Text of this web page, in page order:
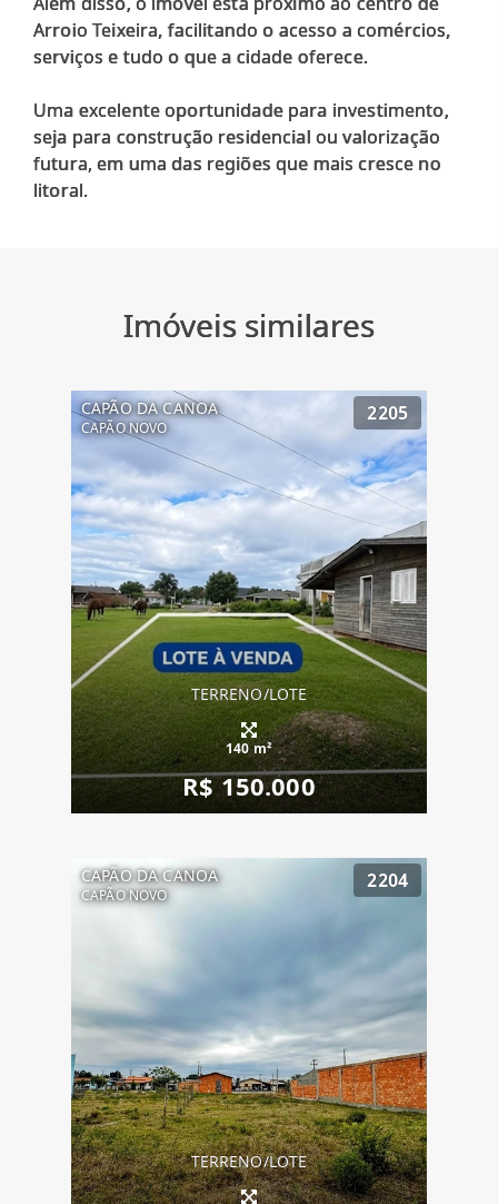
Arroio Teixeira, facilitando o acesso a comércios,
serviços e tudo o que a cidade oferece.
Uma excelente oportunidade para investimento,
seja para construção residencial ou valorização
futura, em uma das regiões que mais cresce no
Imóveis similares
CAPÃO DA CANOA
CAPÃO NOVO
2205
TERRENO/LOTE
140 m²
R$ 150.000
CAPÃO DA CANOA
CAPÃO NOVO
2204
TERRENO/LOTE